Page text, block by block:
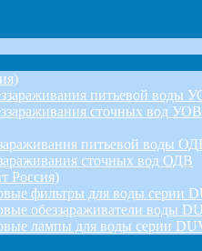
питьевой воды
сточных вод УОВ
питьевой воды
сточных вод ОДВ
Россия)
фильтры для воды серии
обеззараживатели воды
лампы для воды серии